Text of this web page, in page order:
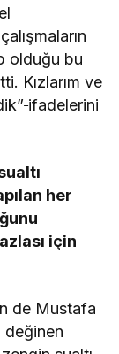
olduğu bu
Kızlarım ve
ifadelerini
her
için
de Mustafa
değinen